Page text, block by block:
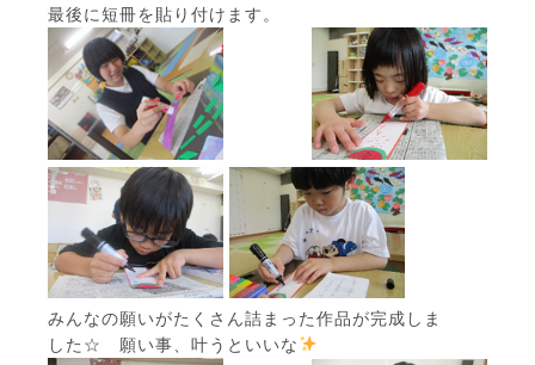
最後に短冊を貼り付けます。
みんなの願いがたくさん詰まった作品が完成しま
した☆ 願い事、叶うといいな